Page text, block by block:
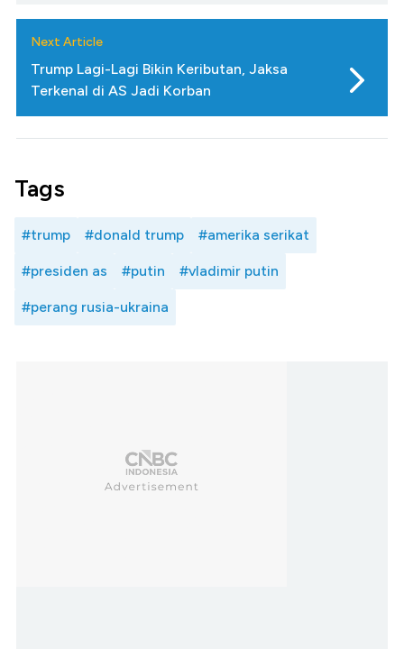
Next Article
Trump Lagi-Lagi Bikin Keributan, Jaksa
Terkenal di AS Jadi Korban
Tags
#trump #donald trump #amerika serikat
#presiden as #putin #vladimir putin
#perang rusia-ukraina